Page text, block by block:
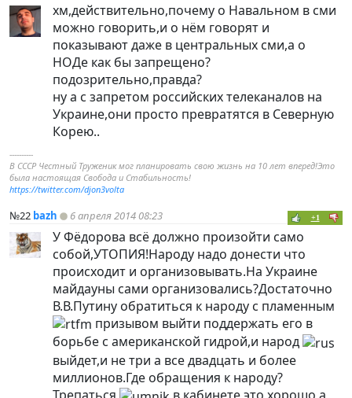
хм,действительно,почему о Навальном в сми
можно говорить,и о нём говорят и
показывают даже в центральных сми,а о
НОДе как бы запрещено?
подозрительно,правда?
ну а с запретом российских телеканалов на
Украине,они просто превратятся в Северную
Корею..
----------
В СССР Честный Труженик мог планировать свою жизнь на 10 лет вперед!Это
была настоящая Свобода и Стабильность!
https://twitter.com/djon3volta
№22 bazh 6 апреля 2014 08:23 +1
У Фёдорова всё должно произойти само
собой,УТОПИЯ!Народу надо донести что
происходит и организовывать.На Украине
майдауны сами организовались?Достаточно
В.В.Путину обратиться к народу с пламенным
призывом выйти поддержать его в
борьбе с американской гидрой,и народ
выйдет,и не три а все двадцать и более
миллионов.Где обращения к народу?